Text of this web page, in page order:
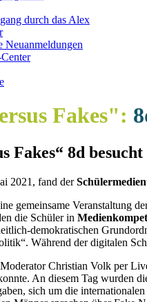
durch das Alex
Neuanmeldungen
Fakes":
Fakes“ 8d
2021, fand der
gemeinsame Veranstaltung
die Schüler in
demokratischen
Während der digitalen
Christian Volk per
An diesem Tag wurden
sich um die